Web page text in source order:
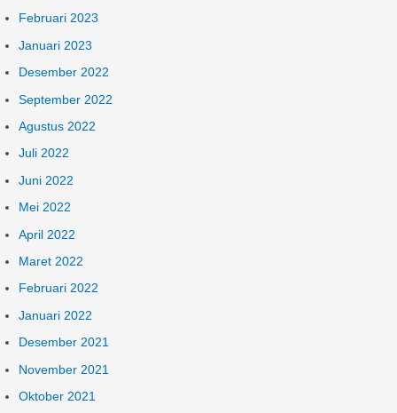
Februari 2023
Januari 2023
Desember 2022
September 2022
Agustus 2022
Juli 2022
Juni 2022
Mei 2022
April 2022
Maret 2022
Februari 2022
Januari 2022
Desember 2021
November 2021
Oktober 2021